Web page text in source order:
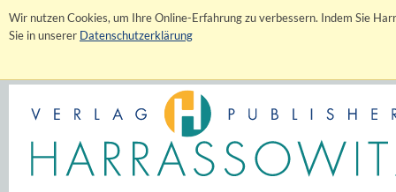
Wir nutzen Cookies, um Ihre Online-Erfahrung zu verbessern. Indem Sie
Sie in unserer Datenschutzerklärung